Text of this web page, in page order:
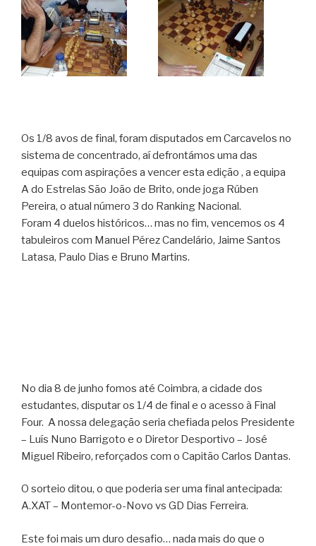
Os 1/8 avos de final, foram disputados em Carcavelos no
sistema de concentrado, aí defrontámos uma das
equipas com aspirações a vencer esta edição , a equipa
A do Estrelas São João de Brito, onde joga Rúben
Pereira, o atual número 3 do Ranking Nacional.
Foram 4 duelos históricos… mas no fim, vencemos os 4
tabuleiros com Manuel Pérez Candelário, Jaime Santos
Latasa, Paulo Dias e Bruno Martins.
No dia 8 de junho fomos até Coimbra, a cidade dos
estudantes, disputar os 1/4 de final e o acesso à Final
Four. A nossa delegação seria chefiada pelos Presidente
– Luís Nuno Barrigoto e o Diretor Desportivo – José
Miguel Ribeiro, reforçados com o Capitão Carlos Dantas.
O sorteio ditou, o que poderia ser uma final antecipada:
A.XAT – Montemor-o-Novo vs GD Dias Ferreira.
Este foi mais um duro desafio… nada mais do que o